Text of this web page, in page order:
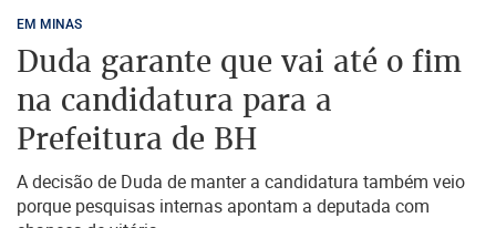
EM MINAS
Duda garante que vai até o fim
na candidatura para a
Prefeitura de BH
A decisão de Duda de manter a candidatura também veio
porque pesquisas internas apontam a deputada com